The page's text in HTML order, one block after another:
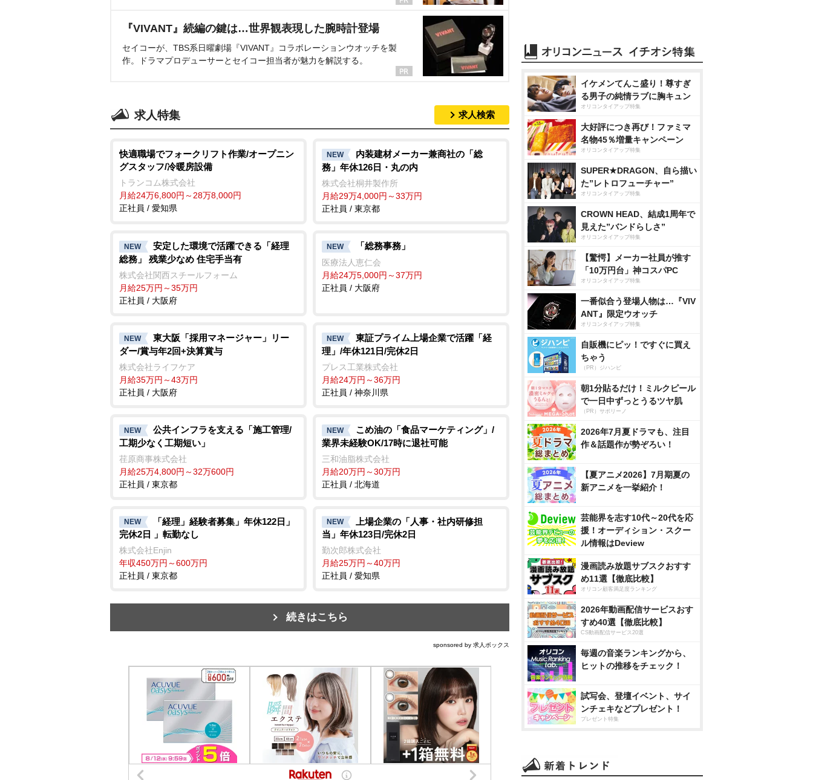
『VIVANT』続編の鍵は…世界観表現した腕時計登場
セイコーが、TBS系日曜劇場『VIVANT』コラボレーションウオッチを製
作。ドラマプロデューサーとセイコー担当者が魅力を解説する。
求人特集 求人検索
快適職場でフォークリフト作業/オープニン
グスタッフ/冷暖房設備
トランコム株式会社
月給24万6,800円～28万8,000円
正社員 / 愛知県
NEW
内装建材メーカー兼商社の「総
務」年休126日・丸の内
株式会社桐井製作所
月給29万4,000円～33万円
正社員 / 東京都
NEW
安定した環境で活躍できる「経理
総務」 残業少なめ 住宅手当有
株式会社関西スチールフォーム
月給25万円～35万円
正社員 / 大阪府
NEW 「総務事務」
医療法人恵仁会
月給24万5,000円～37万円
正社員 / 大阪府
NEW
東大阪「採用マネージャー」リー
ダー/賞与年2回+決算賞与
株式会社ライフケア
月給35万円～43万円
正社員 / 大阪府
NEW
東証プライム上場企業で活躍「経
理」/年休121日/完休2日
プレス工業株式会社
月給24万円～36万円
正社員 / 神奈川県
NEW
公共インフラを支える「施工管理/
工期少なく工期短い」
荏原商事株式会社
月給25万4,800円～32万600円
正社員 / 東京都
NEW
こめ油の「食品マーケティング」/
業界未経験OK/17時に退社可能
三和油脂株式会社
月給20万円～30万円
正社員 / 北海道
NEW
「経理」経験者募集」年休122日」
完休2日 」転勤なし
株式会社Enjin
年収450万円～600万円
正社員 / 東京都
NEW
上場企業の「人事・社内研修担
当」年休123日/完休2日
勤次郎株式会社
月給25万円～40万円
正社員 / 愛知県
続きはこちら
sponsored by 求人ボックス
イケメンてんこ盛り！尊すぎ
る男子の純情ラブに胸キュン
オリコンタイアップ特集
大好評につき再び！ファミマ
名物45％増量キャンペーン
オリコンタイアップ特集
SUPER★DRAGON、自ら描い
た”レトロフューチャー”
オリコンタイアップ特集
CROWN HEAD、結成1周年で
見えた”バンドらしさ”
オリコンタイアップ特集
【驚愕】メーカー社員が推す
「10万円台」神コスパPC
オリコンタイアップ特集
一番似合う登場人物は…『VIV
ANT』限定ウオッチ
オリコンタイアップ特集
自販機にピッ！ですぐに買え
ちゃう
（PR）ジハンピ
朝1分貼るだけ！ミルクピール
で一日中ずっとうるツヤ肌
（PR）サボリーノ
2026年7月夏ドラマも、注目
作＆話題作が勢ぞろい！
【夏アニメ2026】7月期夏の
新アニメを一挙紹介！
芸能界を志す10代～20代を応
援！オーディション・スクー
ル情報はDeview
漫画読み放題サブスクおすす
め11選【徹底比較】
オリコン顧客満足度ランキング
2026年動画配信サービスおす
すめ40選【徹底比較】
CS動画配信サービス20選
毎週の音楽ランキングから、
ヒットの推移をチェック！
試写会、登壇イベント、サイ
ンチェキなどプレゼント！
プレゼント特集